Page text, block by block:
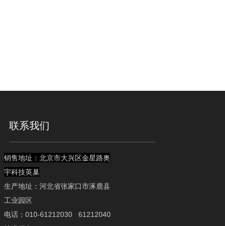
联系我们
销售地址：北京市大兴区金星路奥
宇科技英巢
生产地址：河北省张家口市涿鹿县
工业园区
电话：010-61212030 61212040